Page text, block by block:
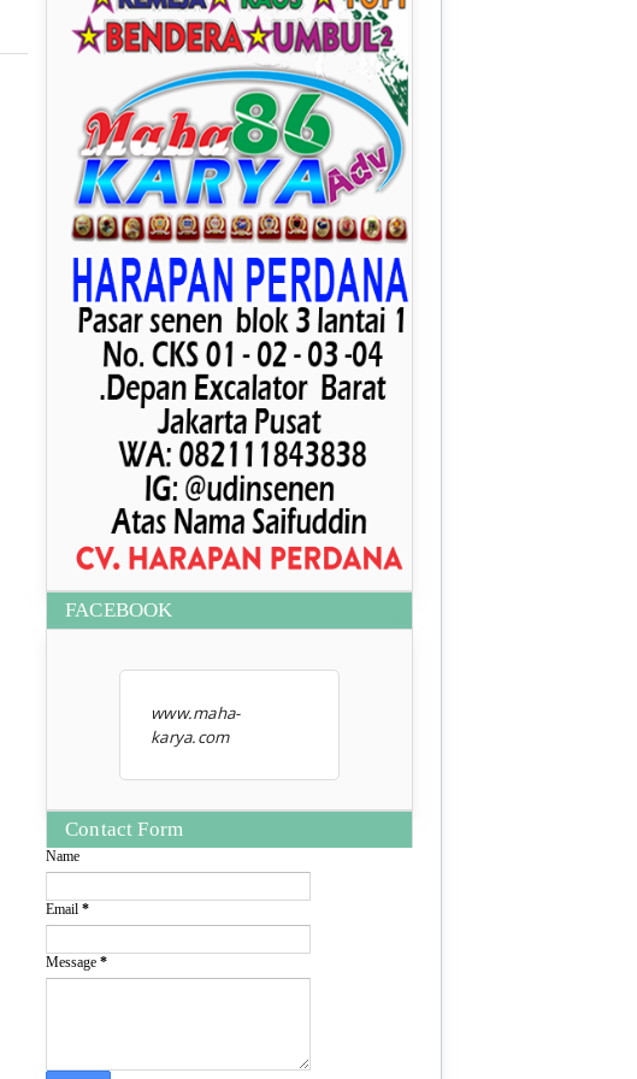
FACEBOOK
www.maha-
karya.com
Contact Form
Name
Email *
Message *